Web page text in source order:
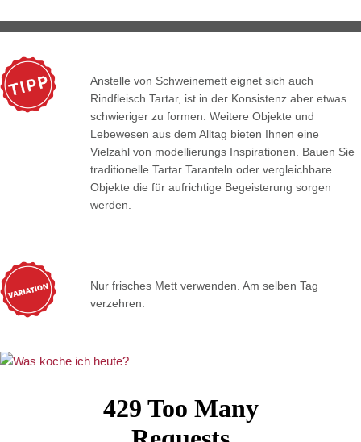
Anstelle von Schweinemett eignet sich auch
Rindfleisch Tartar, ist in der Konsistenz aber etwas
schwieriger zu formen. Weitere Objekte und
Lebewesen aus dem Alltag bieten Ihnen eine
Vielzahl von modellierungs Inspirationen. Bauen Sie
traditionelle Tartar Taranteln oder vergleichbare
Objekte die für aufrichtige Begeisterung sorgen
werden.
Nur frisches Mett verwenden. Am selben Tag
verzehren.